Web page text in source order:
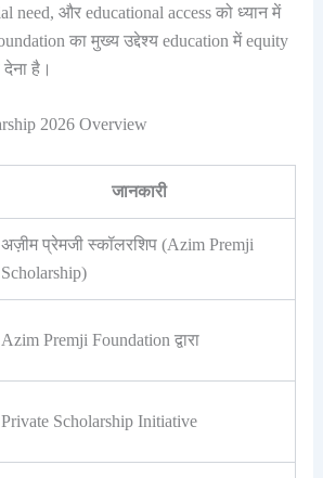
need, और educational access को ध्यान में
का मुख्य उद्देश्य education में equity
है।
2026 Overview
जानकारी
अज़ीम प्रेमजी स्कॉलरशिप (Azim Premji
Scholarship)
Azim Premji Foundation द्वारा
Private Scholarship Initiative